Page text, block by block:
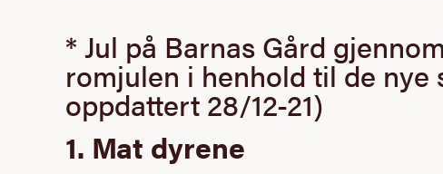
* Jul på Barnas Gård
romjulen i henhold til de nye
oppdattert 28/12-21)
1. Mat dyrene